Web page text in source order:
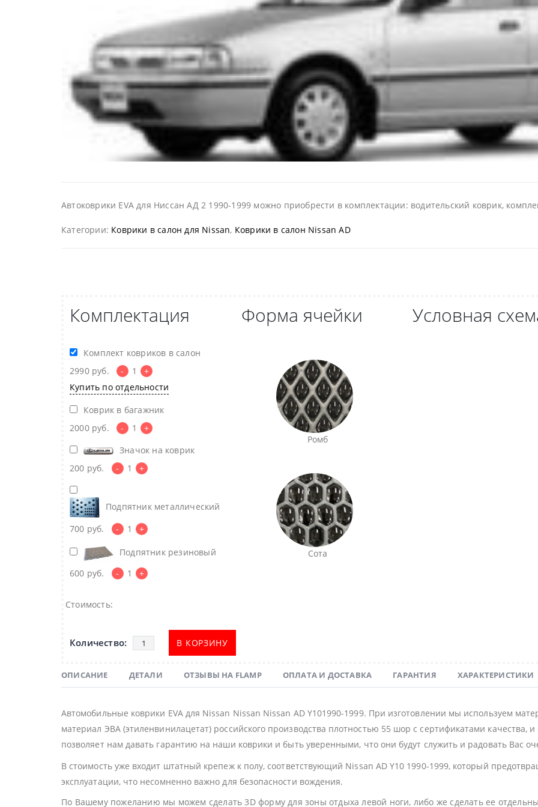
Автоковрики EVA для Ниссан АД 2 1990-1999 можно приобрести в комплектации: водительский коврик,
Категории: Коврики в салон для Nissan, Коврики в салон Nissan AD
Комплектация
Комплект ковриков в салон
2990 руб. - 1
+
Купить по отдельности
Коврик в багажник
2000 руб. - 1
+
Значок на коврик
200 руб. - 1 +
Подпятник металлический
700 руб. - 1 +
Подпятник резиновый
600 руб. - 1 +
Форма ячейки
Ромб
Сота
Условная
Стоимость:
В КОРЗИНУ
ОПИСАНИЕ ДЕТАЛИ ОТЗЫВЫ НА FLAMP ОПЛАТА И ДОСТАВКА ГАРАНТИЯ ХАРАКТЕРИСТИКИ
Автомобильные коврики EVA для Nissan Nissan Nissan AD Y101990-1999. При изготовлении мы используем
материал ЭВА (этиленвинилацетат) российского производства плотностью 55 шор с сертификатами качества,
позволяет нам давать гарантию на наши коврики и быть уверенными, что они будут служить и радовать Вас
В стоимость уже входит штатный крепеж к полу, соответствующий Nissan AD Y10 1990-1999, который
эксплуатации, что несомненно важно для безопасности вождения.
По Вашему пожеланию мы можем сделать 3D форму для зоны отдыха левой ноги, либо же сделать ее